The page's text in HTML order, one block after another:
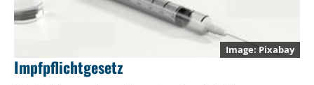
Pixabay
Impfpflichtgesetz